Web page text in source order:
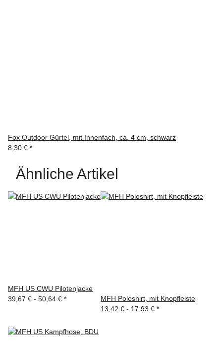
Fox Outdoor Gürtel, mit Innenfach, ca. 4 cm, schwarz
8,30 € *
Ähnliche Artikel
MFH US CWU Pilotenjacke
39,67 € - 50,64 € *
MFH Poloshirt, mit Knopfleiste
13,42 € - 17,93 € *